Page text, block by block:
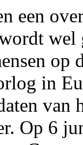
een
wel
op
in
van
Op 6